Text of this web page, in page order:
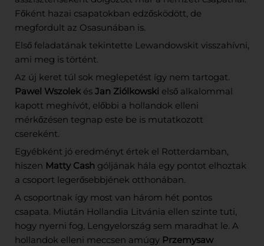
Főként hazai csapatokban edzősködött, de
megfordult az Osasunában is.
Első feladatának tekintette Lewandowskit visszahívni,
ami meg is történt.
Az új keret túl sok meglepetést így nem tartogat.
Pawel Wszolek és Jan Ziólkowski első alkalommal
kapott meghívót, előbbi a hollandok elleni
mérkőzésen tegnap este be is mutatkozott
csereként.
Egyébként jó eredményt értek el Rotterdamban,
hiszen Matty Cash góljának hála egy pontot elhoztak
a csoport legerősebbjének otthonában.
A csoportnak így most van három hét pontos
csapata. Miután Hollandia Litvánia ellen szinte tuti,
hogy nyerni fog, Lengyelország sem maradhat le. A
hollandok elleni meccsen amúgy Przemysaw